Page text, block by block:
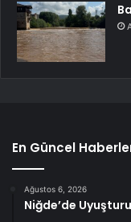
En Güncel
Ağustos 6, 2026
Niğde’de